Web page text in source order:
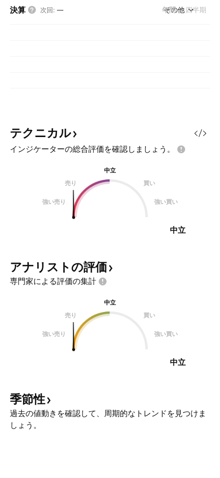
決算 次回: — 年間 四半期
その他
テクニカル
インジケーターの総合評価を確認しましょう。
中立
売り
買い
強い売り 強い買い
中立
アナリストの評価
専門家による評価の集計
中立
売り
買い
強い売り 強い買い
中立
季節性
過去の値動きを確認して、周期的なトレンドを見つけま
しょう。